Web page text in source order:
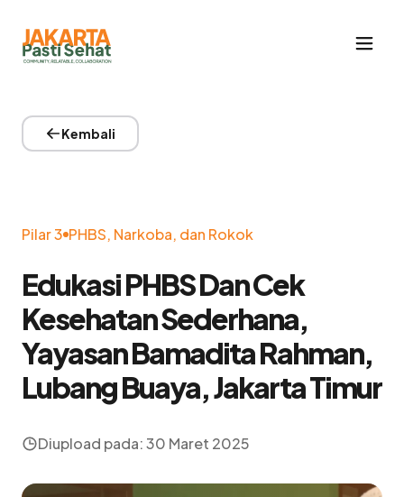
Kembali
Pilar 3 PHBS, Narkoba, dan Rokok
Edukasi PHBS Dan Cek
Kesehatan Sederhana,
Yayasan Bamadita Rahman,
Lubang Buaya, Jakarta Timur
Diupload pada:30 Maret 2025